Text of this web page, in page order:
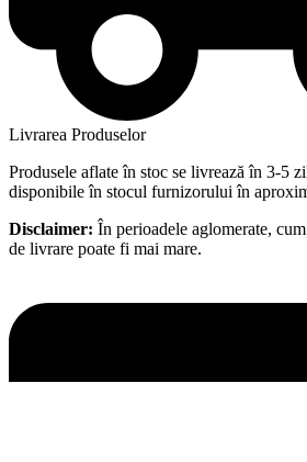
Livrarea Produselor
Produsele aflate în stoc se livrează în 3-5
disponibile în stocul furnizorului în
Disclaimer: În perioadele aglomerate,
de livrare poate fi mai mare.